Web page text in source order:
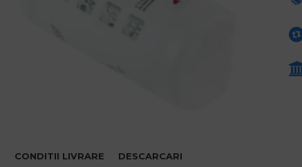
CONDITII LIVRARE DESCARCARI